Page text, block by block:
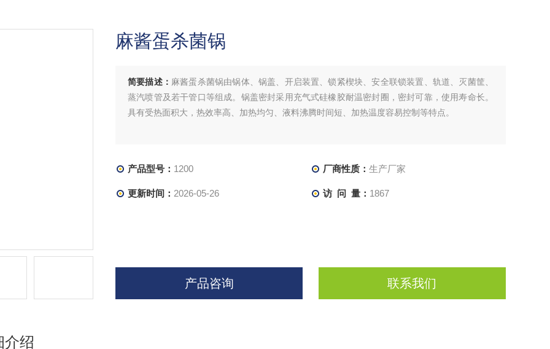
麻酱蛋杀菌锅
简要描述： 麻酱蛋杀菌锅由锅体、锅盖、开启装置、锁紧楔块、安全联锁装置、轨道、灭菌筐、
蒸汽喷管及若干管口等组成。锅盖密封采用充气式硅橡胶耐温密封圈，密封可靠，使用寿命长。
具有受热面积大，热效率高、加热均匀、液料沸腾时间短、加热温度容易控制等特点。
产品型号： 1200 厂商性质： 生产厂家
更新时间： 2026-05-26 访 问 量： 1867
产品咨询 联系我们
介绍